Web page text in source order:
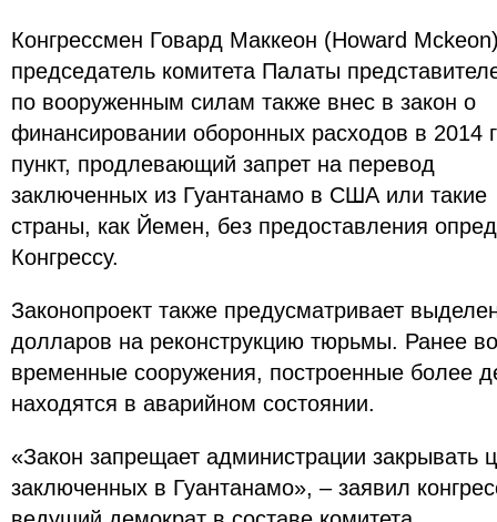
Конгрессмен Говард Маккеон (Howard
председатель комитета Палаты
по вооруженным силам также внес в закон о
финансировании оборонных расходов в 2014
пункт, продлевающий запрет на перевод
заключенных из Гуантанамо в США или такие
страны, как Йемен, без предоставления
Конгрессу.
Законопроект также предусматривает
долларов на реконструкцию тюрьмы. Ранее
временные сооружения, построенные более
находятся в аварийном состоянии.
«Закон запрещает администрации закрывать
заключенных в Гуантанамо», – заявил